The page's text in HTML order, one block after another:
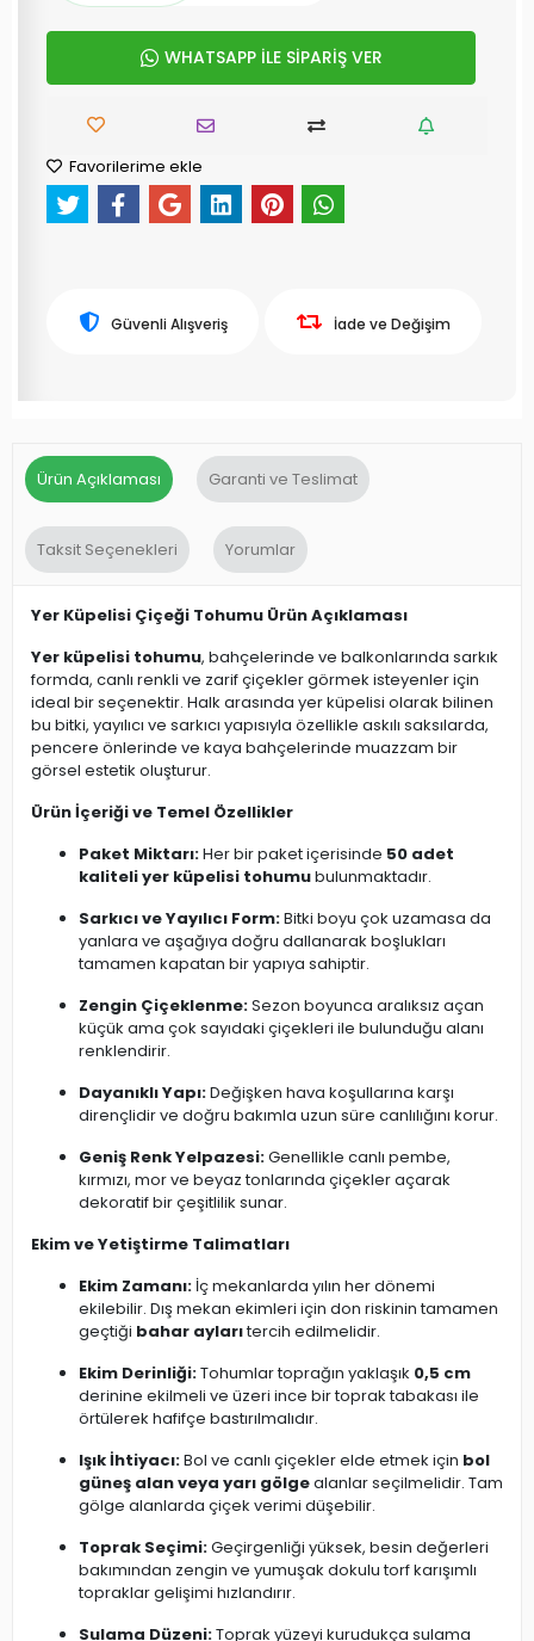
WHATSAPP İLE SİPARİŞ VER
Favorilerime ekle
Güvenli Alışveriş İade ve Değişim
Ürün Açıklaması Garanti ve Teslimat
Taksit Seçenekleri Yorumlar
Yer Küpelisi Çiçeği Tohumu Ürün Açıklaması
Yer küpelisi tohumu, bahçelerinde ve balkonlarında sarkık
formda, canlı renkli ve zarif çiçekler görmek isteyenler için
ideal bir seçenektir. Halk arasında yer küpelisi olarak bilinen
bu bitki, yayılıcı ve sarkıcı yapısıyla özellikle askılı saksılarda,
pencere önlerinde ve kaya bahçelerinde muazzam bir
görsel estetik oluşturur.
Ürün İçeriği ve Temel Özellikler
Paket Miktarı:Her bir paket içerisinde 50 adet
kaliteli yer küpelisi tohumubulunmaktadır.
Sarkıcı ve Yayılıcı Form:Bitki boyu çok uzamasa da
yanlara ve aşağıya doğru dallanarak boşlukları
tamamen kapatan bir yapıya sahiptir.
Zengin Çiçeklenme:Sezon boyunca aralıksız açan
küçük ama çok sayıdaki çiçekleri ile bulunduğu alanı
renklendirir.
Dayanıklı Yapı:Değişken hava koşullarına karşı
dirençlidir ve doğru bakımla uzun süre canlılığını korur.
Geniş Renk Yelpazesi:Genellikle canlı pembe,
kırmızı, mor ve beyaz tonlarında çiçekler açarak
dekoratif bir çeşitlilik sunar.
Ekim ve Yetiştirme Talimatları
Ekim Zamanı: İç mekanlarda yılın her dönemi
ekilebilir. Dış mekan ekimleri için don riskinin tamamen
geçtiği bahar aylarıtercih edilmelidir.
Ekim Derinliği:Tohumlar toprağın yaklaşık 0,5 cm
derinine ekilmeli ve üzeri ince bir toprak tabakası ile
örtülerek hafifçe bastırılmalıdır.
Işık İhtiyacı:Bol ve canlı çiçekler elde etmek için bol
güneş alan veya yarı gölgealanlar seçilmelidir. Tam
gölge alanlarda çiçek verimi düşebilir.
Toprak Seçimi:Geçirgenliği yüksek, besin değerleri
bakımından zengin ve yumuşak dokulu torf karışımlı
topraklar gelişimi hızlandırır.
Sulama Düzeni:Toprak yüzeyi kurudukça sulama